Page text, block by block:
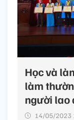
Học và
làm
người lao
14/05/2023